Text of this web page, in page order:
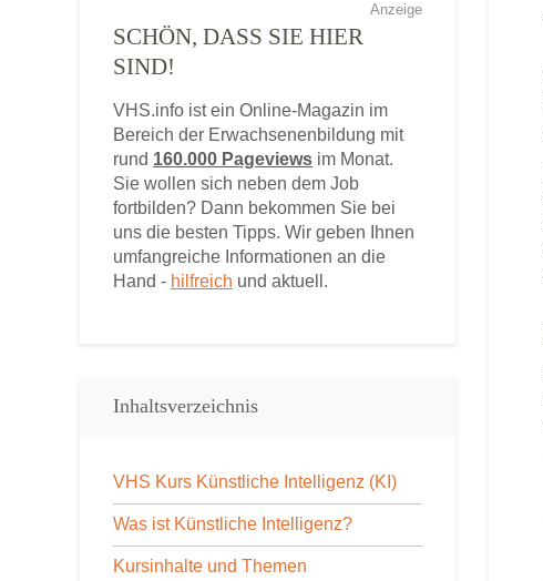
Anzeige
SCHÖN, DASS SIE HIER
SIND!
VHS.info ist ein Online-Magazin im
Bereich der Erwachsenenbildung mit
rund 160.000 Pageviews im Monat.
Sie wollen sich neben dem Job
fortbilden? Dann bekommen Sie bei
uns die besten Tipps. Wir geben Ihnen
umfangreiche Informationen an die
Hand - hilfreich und aktuell.
Inhaltsverzeichnis
VHS Kurs Künstliche Intelligenz (KI)
Was ist Künstliche Intelligenz?
Kursinhalte und Themen